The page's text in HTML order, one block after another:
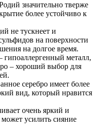
значительно тверже
более устойчиво к
не тускнеет и
на поверхности
на долгое время.
гипоаллергенный металл,
– хороший выбор для
серебро имеет более
вид, который нравится
очень яркий и
усилить сияние